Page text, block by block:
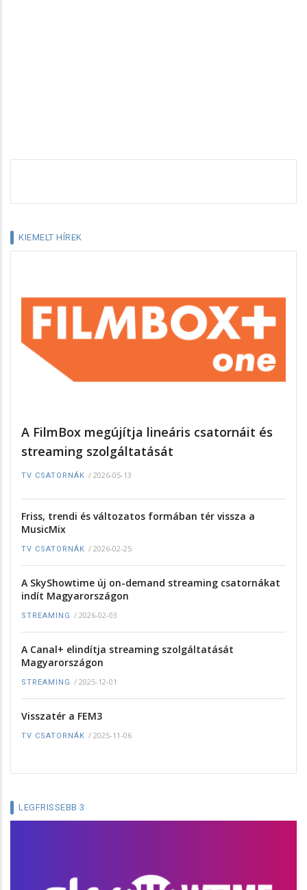
KIEMELT HÍREK
A FilmBox megújítja lineáris csatornáit és
streaming szolgáltatását
TV CSATORNÁK / 2026-05-13
Friss, trendi és változatos formában tér vissza a
MusicMix
TV CSATORNÁK / 2026-02-25
A SkyShowtime új on-demand streaming csatornákat
indít Magyarországon
STREAMING / 2026-02-03
A Canal+ elindítja streaming szolgáltatását
Magyarországon
STREAMING / 2025-12-01
Visszatér a FEM3
TV CSATORNÁK / 2025-11-06
LEGFRISSEBB 3